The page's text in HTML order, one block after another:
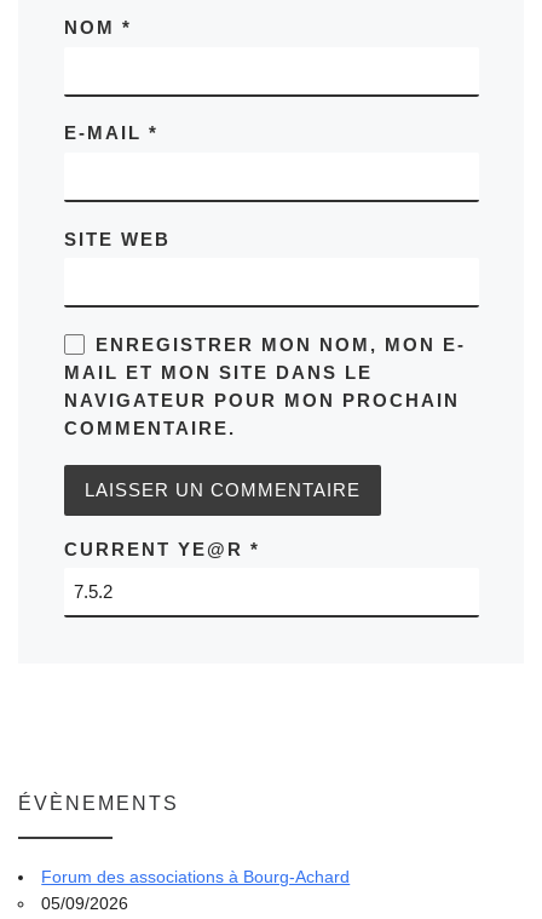
NOM *
E-MAIL *
SITE WEB
ENREGISTRER MON NOM, MON E-
MAIL ET MON SITE DANS LE
NAVIGATEUR POUR MON PROCHAIN
COMMENTAIRE.
CURRENT YE@R *
ÉVÈNEMENTS
Forum des associations à Bourg-Achard
05/09/2026